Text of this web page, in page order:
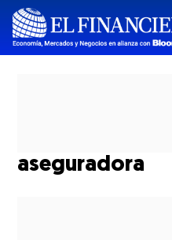
aseguradora